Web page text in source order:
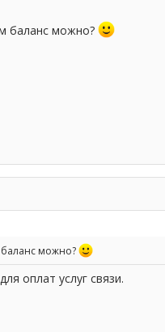
баланс можно?
баланс можно?
оплат услуг связи.